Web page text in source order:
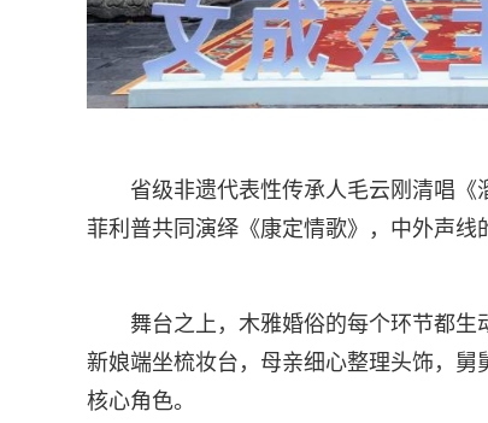
省级非遗代表性传承人毛云刚清唱
菲利普共同演绎《康定情歌》，中外声线
舞台之上，木雅婚俗的每个环节都生
新娘端坐梳妆台，母亲细心整理头饰，
核心角色。